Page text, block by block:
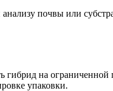
почвы или
гибрид на
упаковки.